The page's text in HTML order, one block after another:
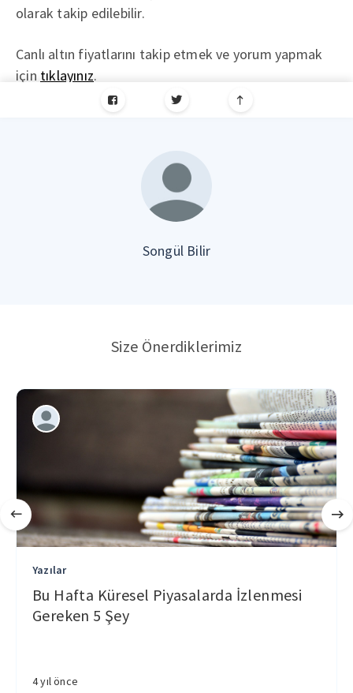
olarak takip edilebilir.
Canlı altın fiyatlarını takip etmek ve yorum yapmak
için tıklayınız.
Songül Bilir
Size Önerdiklerimiz
Yazılar
Bu Hafta Küresel Piyasalarda İzlenmesi
Gereken 5 Şey
4 yıl önce